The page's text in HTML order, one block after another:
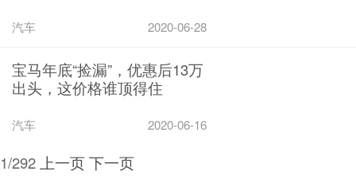
2020-06-28
汽车
宝马年底“捡漏”，优惠后13万
出头，这价格谁顶得住
2020-06-16
汽车
1/292 上一页下一页